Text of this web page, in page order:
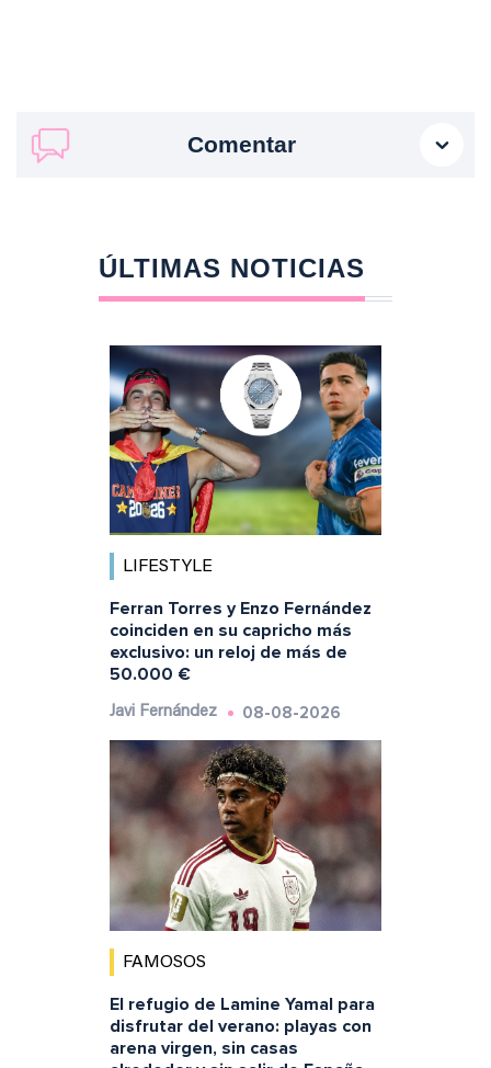
Comentar
ÚLTIMAS NOTICIAS
LIFESTYLE
Ferran Torres y Enzo Fernández
coinciden en su capricho más
exclusivo: un reloj de más de
50.000 €
Javi Fernández 08-08-2026
FAMOSOS
El refugio de Lamine Yamal para
disfrutar del verano: playas con
arena virgen, sin casas